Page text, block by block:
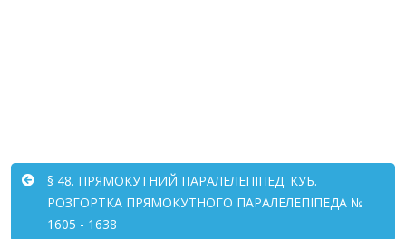
§ 48. ПРЯМОКУТНИЙ ПАРАЛЕЛЕПІПЕД. КУБ.
РОЗГОРТКА ПРЯМОКУТНОГО ПАРАЛЕЛЕПІПЕДА №
1605 - 1638